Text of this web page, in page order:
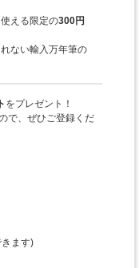
える限定の300円
ない輸入万年筆の
をプレゼント！
で、ぜひご登録くだ
ます)